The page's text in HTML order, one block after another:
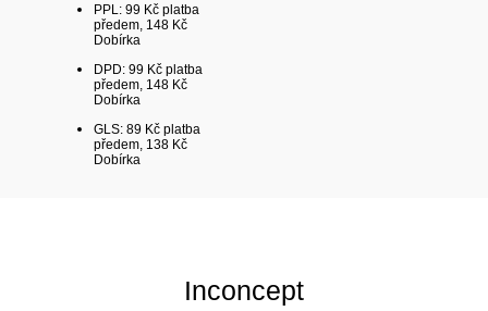
PPL: 99 Kč platba
předem, 148 Kč
Dobírka
DPD: 99 Kč platba
předem, 148 Kč
Dobírka
GLS: 89 Kč platba
předem, 138 Kč
Dobírka
Inconcept